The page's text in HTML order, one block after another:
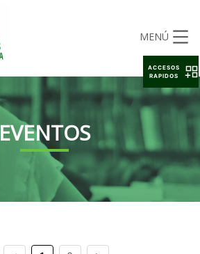
MENÚ
EVENTOS
ACCESOS
RAPIDOS